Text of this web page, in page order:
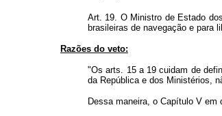
Art. 19. O Ministro de Estado
brasileiras de navegação e para
Razões do veto:
"Os arts. 15 a 19 cuidam de
da República e dos Ministérios,
Dessa maneira, o Capítulo V em